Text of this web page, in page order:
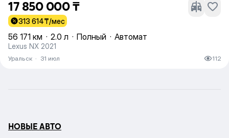
17 850 000 ₸
313 614₸/мес
56 171 км · 2.0 л · Полный · Автомат
Lexus NX 2021
Уральск · 31 июл 112
НОВЫЕ АВТО